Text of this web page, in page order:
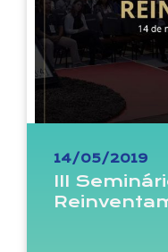
14/05/2019
III